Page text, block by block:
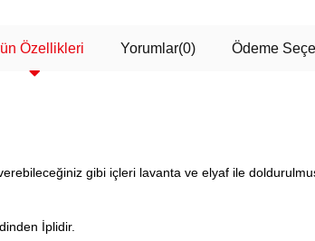
Özellikleri Yorumlar(0) Ödeme
gibi içleri lavanta ve elyaf ile
İplidir.